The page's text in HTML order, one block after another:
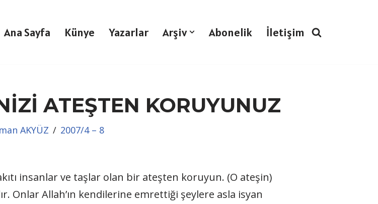
Ana Sayfa Künye Yazarlar Arşiv Abonelik İletişim
ATEŞTEN KORUYUNUZ
AKYÜZ 2007/4 – 8
insanlar ve taşlar olan bir ateşten koruyun. (O ateşin)
Onlar Allah’ın kendilerine emrettiği şeylere asla isyan